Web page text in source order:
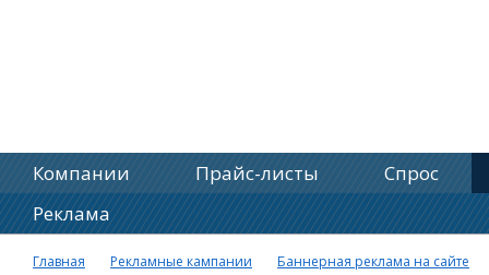
Компании Прайс-листы
Спрос
Реклама
Главная Рекламные кампании Баннерная реклама на сайте